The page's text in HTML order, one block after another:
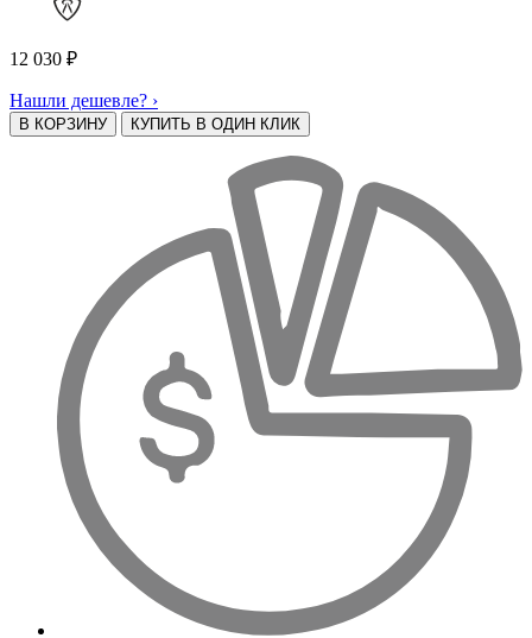
12 030 ₽
Нашли дешевле? ›
В КОРЗИНУ КУПИТЬ В ОДИН КЛИК